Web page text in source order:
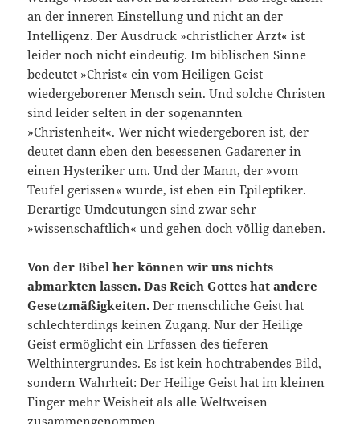
an der inneren Einstellung und nicht an der
Intelligenz. Der Ausdruck »christlicher Arzt« ist
leider noch nicht eindeutig. Im biblischen Sinne
bedeutet »Christ« ein vom Heiligen Geist
wiedergeborener Mensch sein. Und solche Christen
sind leider selten in der sogenannten
»Christenheit«. Wer nicht wiedergeboren ist, der
deutet dann eben den besessenen Gadarener in
einen Hysteriker um. Und der Mann, der »vom
Teufel gerissen« wurde, ist eben ein Epileptiker.
Derartige Umdeutungen sind zwar sehr
»wissenschaftlich« und gehen doch völlig daneben.
Von der Bibel her können wir uns nichts
abmarkten lassen. Das Reich Gottes hat andere
Gesetzmäßigkeiten. Der menschliche Geist hat
schlechterdings keinen Zugang. Nur der Heilige
Geist ermöglicht ein Erfassen des tieferen
Welthintergrundes. Es ist kein hochtrabendes Bild,
sondern Wahrheit: Der Heilige Geist hat im kleinen
Finger mehr Weisheit als alle Weltweisen